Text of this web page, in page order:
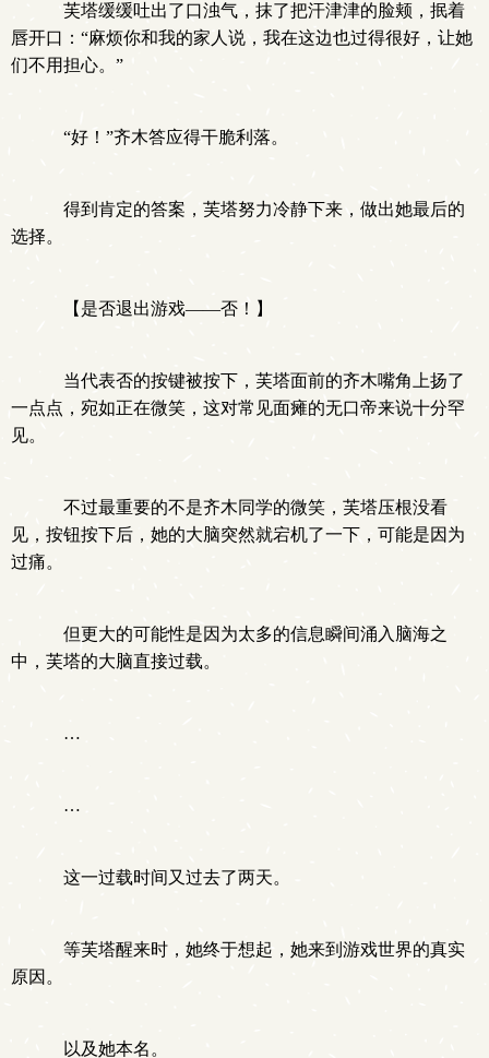
芙塔缓缓吐出了口浊气，抹了把汗津津的脸颊，抿着
唇开口：“麻烦你和我的家人说，我在这边也过得很好，让她
们不用担心。”
“好！”齐木答应得干脆利落。
得到肯定的答案，芙塔努力冷静下来，做出她最后的
选择。
【是否退出游戏——否！】
当代表否的按键被按下，芙塔面前的齐木嘴角上扬了
一点点，宛如正在微笑，这对常见面瘫的无口帝来说十分罕
见。
不过最重要的不是齐木同学的微笑，芙塔压根没看
见，按钮按下后，她的大脑突然就宕机了一下，可能是因为
过痛。
但更大的可能性是因为太多的信息瞬间涌入脑海之
中，芙塔的大脑直接过载。
…
…
这一过载时间又过去了两天。
等芙塔醒来时，她终于想起，她来到游戏世界的真实
原因。
以及她本名。